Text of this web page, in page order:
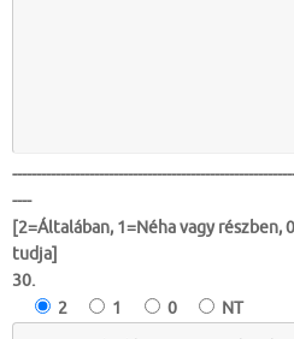
----
[2=Általában, 1=Néha vagy részben,
tudja]
30.
2
1 0 NT